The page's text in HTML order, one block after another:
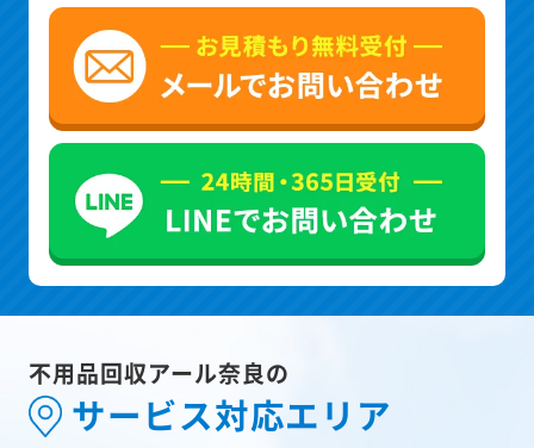
不用品回収アール奈良の
サービス対応エリア